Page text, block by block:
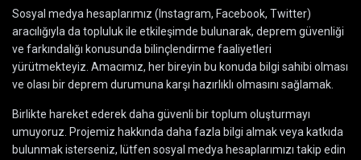
Sosyal medya hesaplarımız (Instagram, Facebook, Twitter)
aracılığıyla da topluluk ile etkileşimde bulunarak, deprem güvenliği
ve farkındalığı konusunda bilinçlendirme faaliyetleri
yürütmekteyiz. Amacımız, her bireyin bu konuda bilgi sahibi olması
ve olası bir deprem durumuna karşı hazırlıklı olmasını sağlamak.
Birlikte hareket ederek daha güvenli bir toplum oluşturmayı
umuyoruz. Projemiz hakkında daha fazla bilgi almak veya katkıda
bulunmak isterseniz, lütfen sosyal medya hesaplarımızı takip edin